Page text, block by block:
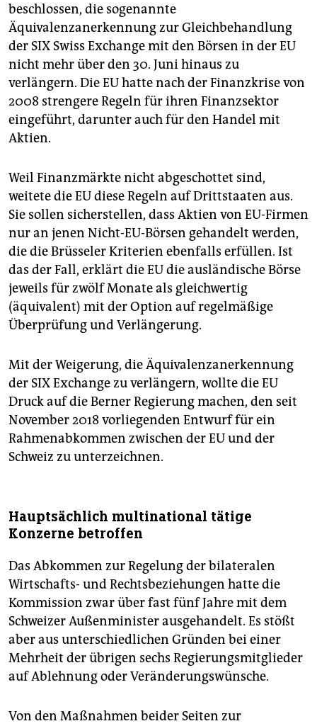
beschlossen, die sogenannte
Äquivalenzanerkennung zur Gleichbehandlung
der SIX Swiss Exchange mit den Börsen in der EU
nicht mehr über den 30. Juni hinaus zu
verlängern. Die EU hatte nach der Finanzkrise von
2008 strengere Regeln für ihren Finanzsektor
eingeführt, darunter auch für den Handel mit
Aktien.
Weil Finanzmärkte nicht abgeschottet sind,
weitete die EU diese Regeln auf Drittstaaten aus.
Sie sollen sicherstellen, dass Aktien von EU-Firmen
nur an jenen Nicht-EU-Börsen gehandelt werden,
die die Brüsseler Kriterien ebenfalls erfüllen. Ist
das der Fall, erklärt die EU die ausländische Börse
jeweils für zwölf Monate als gleichwertig
(äquivalent) mit der Option auf regelmäßige
Überprüfung und Verlängerung.
Mit der Weigerung, die Äquivalenzanerkennung
der SIX Exchange zu verlängern, wollte die EU
Druck auf die Berner Regierung machen, den seit
November 2018 vorliegenden Entwurf für ein
Rahmenabkommen zwischen der EU und der
Schweiz zu unterzeichnen.
Hauptsächlich multinational tätige
Konzerne betroffen
Das Abkommen zur Regelung der bilateralen
Wirtschafts- und Rechtsbeziehungen hatte die
Kommission zwar über fast fünf Jahre mit dem
Schweizer Außenminister ausgehandelt. Es stößt
aber aus unterschiedlichen Gründen bei einer
Mehrheit der übrigen sechs Regierungsmitglieder
auf Ablehnung oder Veränderungswünsche.
Von den Maßnahmen beider Seiten zur